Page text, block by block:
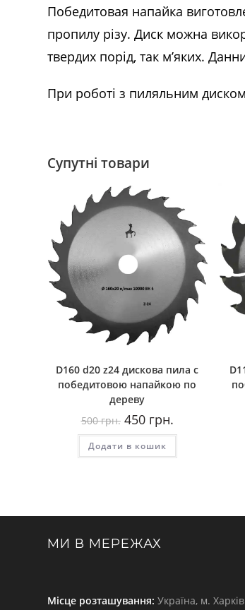
Победитовая напайка
пропилу різу. Диск можна
твердих порід, так м’яких.
При роботі з пиляльним
Супутні товари
D160 d20 z24 дискова пила с
победитовою напайкою по
дереву
500грн. Оригінальна
ціна:
500
грн..
450грн.ціна:
450
Додати в кошик
МИ В МЕРЕЖАХ
Місце розташування: Україна, м. Харків